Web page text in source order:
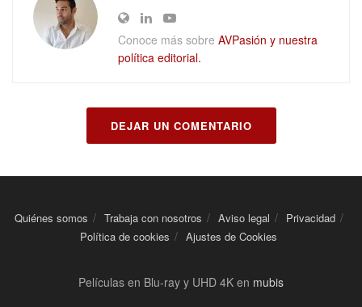
Conoce más sobre AVPasión y nuestra
política editorial.
DEJAR UN COMENTARIO
Quiénes somos Trabaja con nosotros Aviso legal
Privacidad
Política de cookies
Ajustes de Cookies
Películas en Blu-ray y UHD 4K en mubis